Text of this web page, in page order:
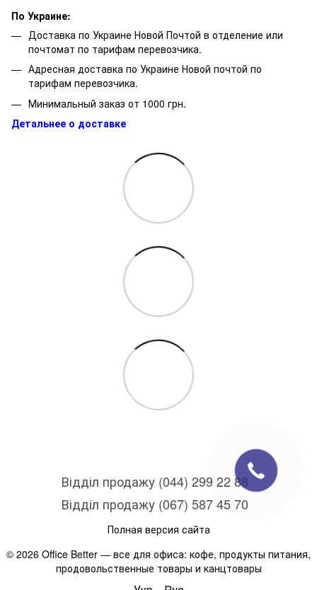
По Украине:
Доставка по Украине Новой Почтой в отделение или
почтомат по тарифам перевозчика.
Адресная доставка по Украине Новой почтой по
тарифам перевозчика.
Минимальный заказ от 1000 грн.
Детальнее о доставке
Відділ продажу (044) 299 22 88
Відділ продажу (067) 587 45 70
Полная версия сайта
© 2026 Office Better — все для офиса: кофе, продукты питания,
продовольственные товары и канцтовары